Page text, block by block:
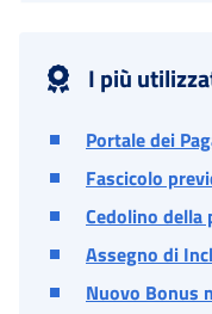
I più
Portale dei
Fascicolo
Cedolino della
Assegno di
Nuovo Bonus